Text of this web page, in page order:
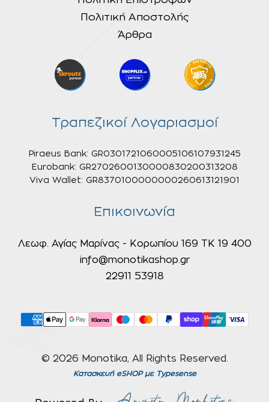
Πολιτική Αποστολής
Άρθρα
Τραπεζικοί Λογαριασμοί
Piraeus Bank: GR0301721060005106107931245
Eurobank: GR2702600130000830200313208
Viva Wallet: GR8370100000000260613121901
Επικοινωνία
Λεωφ. Αγίας Μαρίνας - Κορωπίου 169 ΤΚ 19 400
info@monotikashop.gr
22911 53918
© 2026 Monotika, All Rights Reserved.
Κατασκευή eSHOPμε Typesense